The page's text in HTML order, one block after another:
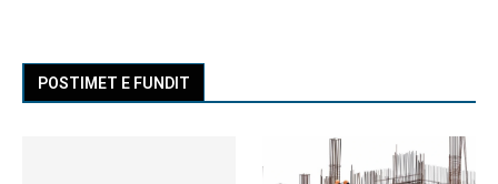
POSTIMET E FUNDIT